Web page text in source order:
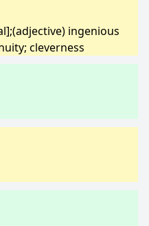
ingenious
cleverness